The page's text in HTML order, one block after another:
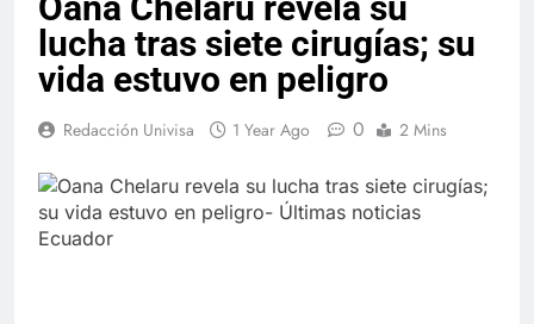
lucha tras siete cirugías; su
vida estuvo en peligro
Redacción Univisa 1 Year Ago 0 2 Mins